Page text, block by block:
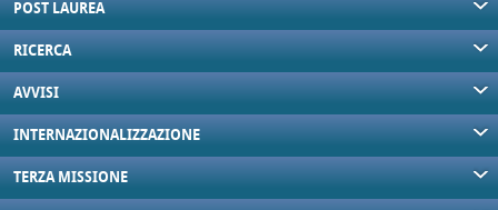
POST LAUREA
RICERCA
AVVISI
INTERNAZIONALIZZAZIONE
TERZA MISSIONE